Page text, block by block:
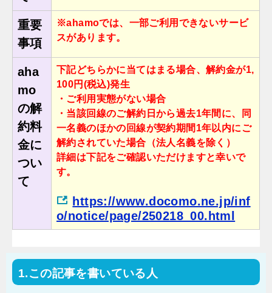
重要
事項
※ahamoでは、一部ご利用できないサービ
スがあります。
aha
mo
の解
約料
金に
つい
て
下記どちらかに当てはまる場合、解約金が1,
100円(税込)発生
・ご利用実態がない場合
・当該回線のご解約日から過去1年間に、同
一名義のほかの回線が契約期間1年以内にご
解約されていた場合（法人名義を除く）
詳細は下記をご確認いただけますと幸いで
す。
https://www.docomo.ne.jp/inf
o/notice/page/250218_00.html
この記事を書いている人